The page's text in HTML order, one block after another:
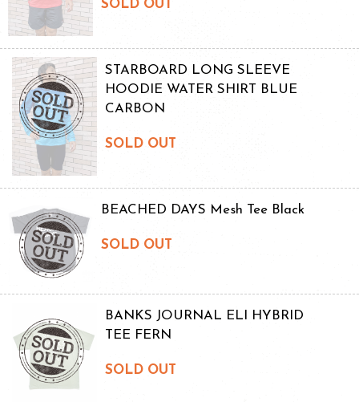
SOLD OUT
STARBOARD LONG SLEEVE
HOODIE WATER SHIRT BLUE
CARBON
SOLD OUT
BEACHED DAYS Mesh Tee Black
SOLD OUT
BANKS JOURNAL ELI HYBRID
TEE FERN
SOLD OUT